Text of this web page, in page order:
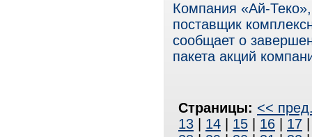
Компания «Ай-
поставщик
сообщает о
пакета акций
Страницы: <<
13
14 15 16 17